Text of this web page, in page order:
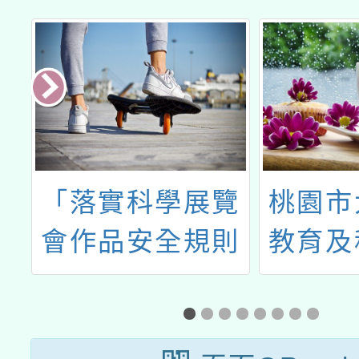
「落實科學展覽
會作品安全規則
自我檢核及輔導
人類研究作品倫
桃園
教育
辦理
教